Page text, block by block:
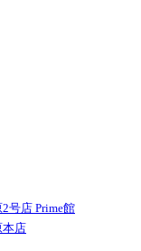
号店 Prime館
本店